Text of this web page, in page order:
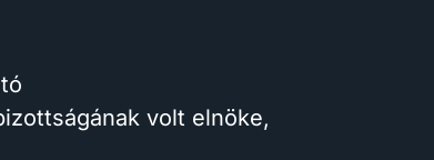
volt elnöke,